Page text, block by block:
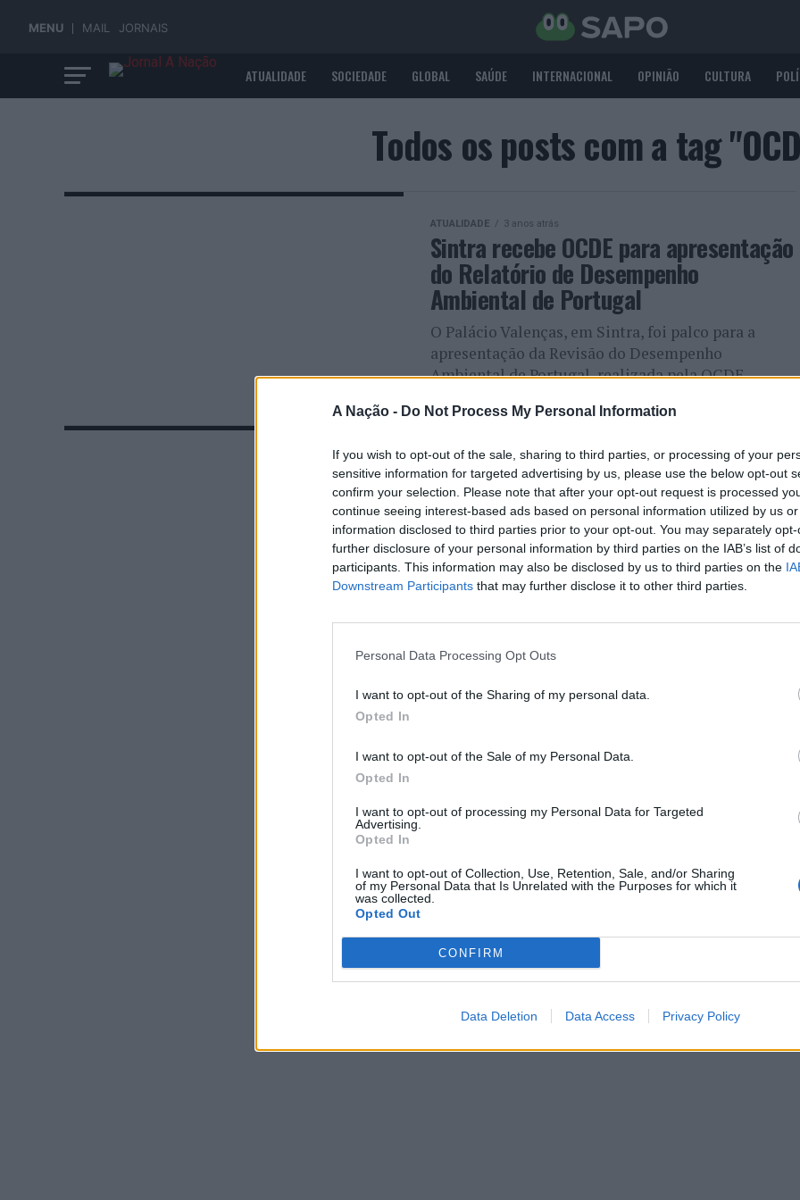
A Nação - Do Not Process My Personal Information
If you wish to opt-out of the sale, sharing to third parties, or processing of your
sensitive information for targeted advertising by us, please use the below opt-out
confirm your selection. Please note that after your opt-out request is processed
continue seeing interest-based ads based on personal information utilized by us
information disclosed to third parties prior to your opt-out. You may separately
further disclosure of your personal information by third parties on the IAB’s list of
participants. This information may also be disclosed by us to third parties on the
Downstream Participants that may further disclose it to other third parties.
Personal Data Processing Opt Outs
I want to opt-out of the Sharing of my personal data.
Opted In
I want to opt-out of the Sale of my Personal Data.
Opted In
I want to opt-out of processing my Personal Data for Targeted
Advertising.
Opted In
I want to opt-out of Collection, Use, Retention, Sale, and/or Sharing
of my Personal Data that Is Unrelated with the Purposes for which it
was collected.
Opted Out
CONFIRM
Data Deletion Data Access Privacy Policy
MENU MAIL JORNAIS
ATUALIDADE SOCIEDADE GLOBAL SAÚDE INTERNACIONAL OPINIÃO CULTURA
Todos os posts com a tag
ATUALIDADE 3 anos atrás
Sintra recebe OCDE para apresentação
do Relatório de Desempenho
Ambiental de Portugal
O Palácio Valenças, em Sintra, foi palco para a
apresentação da Revisão do Desempenho
Ambiental de Portugal, realizada pela OCDE –
ATUALIDADE 5 anos atrás
Estudo de Competências Sociais e
Emocionais da OCDE apresentado em
Sintra
A apresentação do Estudo Internacional de
Competências Sociais e Emocionais da OCDE teve
de Santa Maria, em Sintra, numa...